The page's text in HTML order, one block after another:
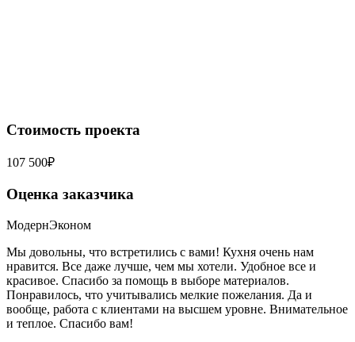
Стоимость проекта
107 500₽
Оценка заказчика
МодернЭконом
Мы довольны, что встретились с вами! Кухня очень нам
нравится. Все даже лучше, чем мы хотели. Удобное все и
красивое. Спасибо за помощь в выборе материалов.
Понравилось, что учитывались мелкие пожелания. Да и
вообще, работа с клиентами на высшем уровне. Внимательное
и теплое. Спасибо вам!